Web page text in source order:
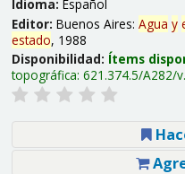
Idioma: Español
Editor: Buenos Aires: Agua y
estado, 1988
Disponibilidad: Ítems
topográfica: 621.374.5/A282/